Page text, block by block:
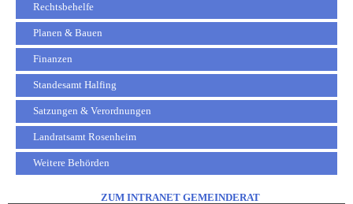
Rechtsbehelfe
Planen & Bauen
Finanzen
Standesamt Halfing
Satzungen & Verordnungen
Landratsamt Rosenheim
Weitere Behörden
ZUM INTRANET GEMEINDERAT